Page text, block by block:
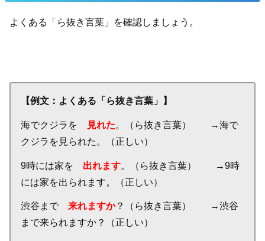
よくある「ら抜き言葉」を確認しましょう。
【例文：よくある「ら抜き言葉」】
海でクジラを 見れた。（ら抜き言葉） →海で
クジラを見られた。（正しい）
9時には家を 出れます。（ら抜き言葉） →9時
には家を出られます。（正しい）
渋谷まで来れますか？（ら抜き言葉） →渋谷
まで来られますか？（正しい）